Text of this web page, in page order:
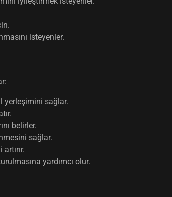
isteyenler.
yerleşimini sağlar.
belirler.
sağlar.
yardımcı olur.